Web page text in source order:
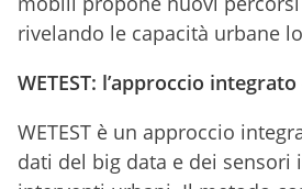
rivelando le capacità urbane
WETEST: l’approccio
WETEST è un approccio
dati del big data e dei sensori